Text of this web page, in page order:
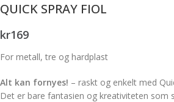
QUICK SPRAY FIOL
kr169
For metall, tre og hardplast
Alt kan fornyes! – raskt og enkelt med
Det er bare fantasien og kreativiteten som